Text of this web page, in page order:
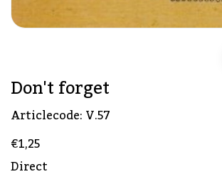
Don't forget
Articlecode:V.57
€1,25
Direct